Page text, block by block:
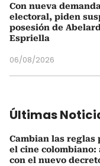
Con nueva
electoral, piden
posesión de
Espriella
06/08/2026
Últimas
Cambian las reglas
el cine colombiano:
con el nuevo